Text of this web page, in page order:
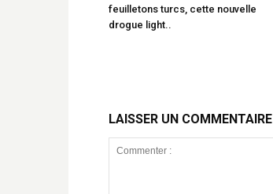
feuilletons turcs, cette nouvelle
drogue light..
LAISSER UN COMMENTAIRE